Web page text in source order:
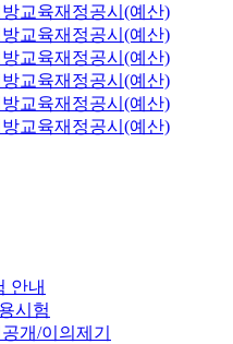
방교육재정공시(예산)
방교육재정공시(예산)
방교육재정공시(예산)
방교육재정공시(예산)
방교육재정공시(예산)
방교육재정공시(예산)
안내
시험
개/이의제기